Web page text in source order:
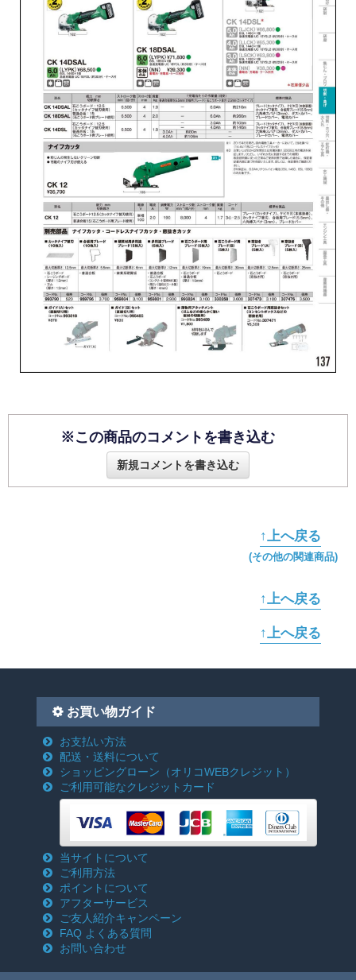
※この商品のコメントを書き込む
新規コメントを書き込む
↑上へ戻る
(その他の関連商品)
↑上へ戻る
↑上へ戻る
お買い物ガイド
お支払い方法
配送・送料について
ショッピングローン （オリコWEBクレジット）
ご利用可能なクレジットカード
当サイトについて
ご利用方法
ポイントについて
アフターサービス
ご友人紹介キャンペーン
FAQ よくある質問
お問い合わせ